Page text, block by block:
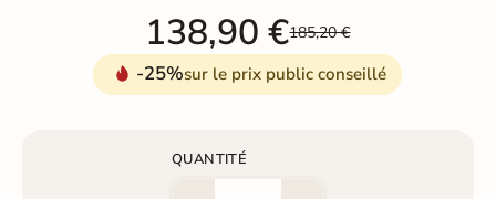
138,90 €185,20 €
-25%sur le prix public conseillé
QUANTITÉ